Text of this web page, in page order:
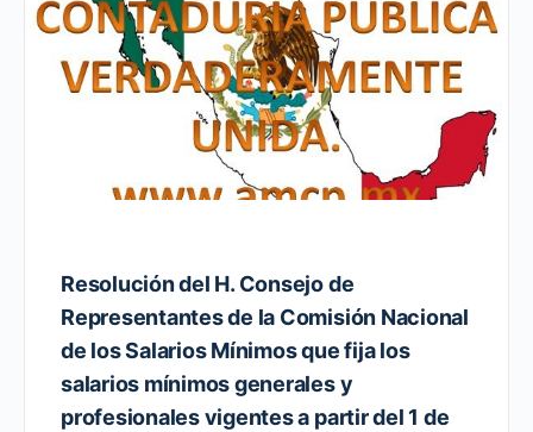
Resolución del H. Consejo de
Representantes de la Comisión Nacional
de los Salarios Mínimos que fija los
salarios mínimos generales y
profesionales vigentes a partir del 1 de